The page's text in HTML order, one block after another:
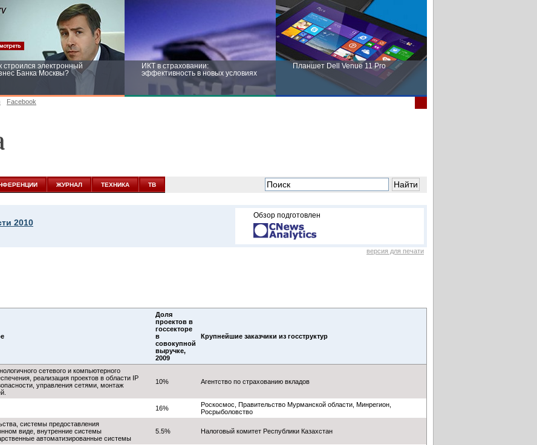
строился электронный
Банка Москвы?
ИКТ в страховании:
эффективность в новых условиях
Планшет Dell Venue 11 Pro
новых условиях
Facebook
ЖУРНАЛ ТЕХНИКА ТВ
2010
Обзор подготовлен
версия для печати
Доля
проектов в
госсекторе
в
совокупной
выручке,
2009
Крупнейшие заказчики из госструктур
сетевого и компьютерного
реализация проектов в области IP
управления сетями, монтаж
10% Агентство по страхованию вкладов
16%
Роскосмос, Правительство Мурманской области, Минрегион,
Росрыболовство
системы предоставления
виде, внутренние системы
автоматизированные системы
5.5% Налоговый комитет Республики Казахстан